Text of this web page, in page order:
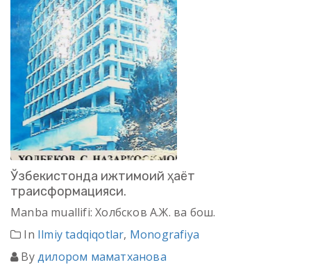
Ўзбекистонда ижтимоий ҳаёт
траисформацияси.
Manba muallifi: Холбсков А.Ж. ва бош.
In Ilmiy tadqiqotlar, Monografiya
Byдилором маматханова